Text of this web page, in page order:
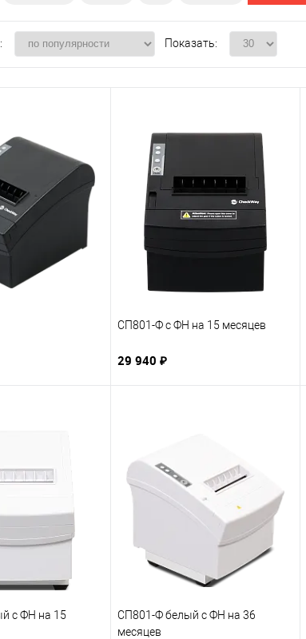
Показать:
СП801-Ф с ФН на 15 месяцев
29 940 ₽
с ФН на 15
СП801-Ф белый с ФН на 36
месяцев